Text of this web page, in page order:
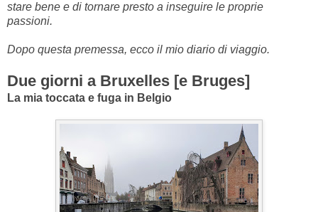
stare bene e di tornare presto a inseguire le proprie
passioni.
Dopo questa premessa, ecco il mio diario di viaggio.
Due giorni a Bruxelles [e Bruges]
La mia toccata e fuga in Belgio